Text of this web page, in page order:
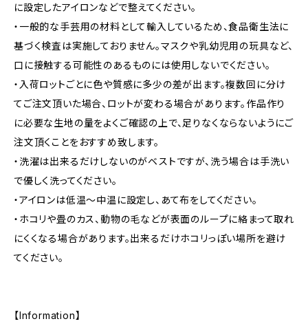
に設定したアイロンなどで整えてください。
・一般的な手芸用の材料として輸入しているため、食品衛生法に
基づく検査は実施しておりません。マスクや乳幼児用の玩具など、
口に接触する可能性のあるものには使用しないでください。
・入荷ロットごとに色や質感に多少の差が出ます。複数回に分け
てご注文頂いた場合、ロットが変わる場合があります。作品作り
に必要な生地の量をよくご確認の上で、足りなくならないようにご
注文頂くことをおすすめ致します。
・洗濯は出来るだけしないのがベストですが、洗う場合は手洗い
で優しく洗ってください。
・アイロンは低温〜中温に設定し、あて布をしてください。
・ホコリや畳のカス、動物の毛などが表面のループに絡まって取れ
にくくなる場合があります。出来るだけホコリっぽい場所を避け
てください。
【Information】